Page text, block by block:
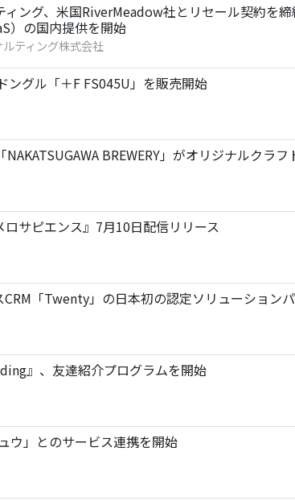
ィング、米国RiverMeadow社とリセール契約を
）の国内提供を開始
ティング株式会社
ングル「＋F FS045U」を販売開始
BREWERY」がオリジナルクラフ
サピエンス』7月10日配信リリース
「Twenty」の日本初の認定ソリューション
』、友達紹介プログラムを開始
ウ」とのサービス連携を開始